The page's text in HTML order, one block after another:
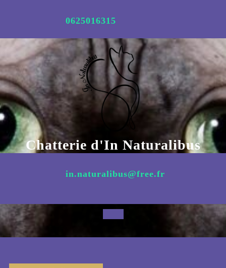
0625016315
Chatterie d'In Naturalibus
in.naturalibus@free.fr
Open
Button